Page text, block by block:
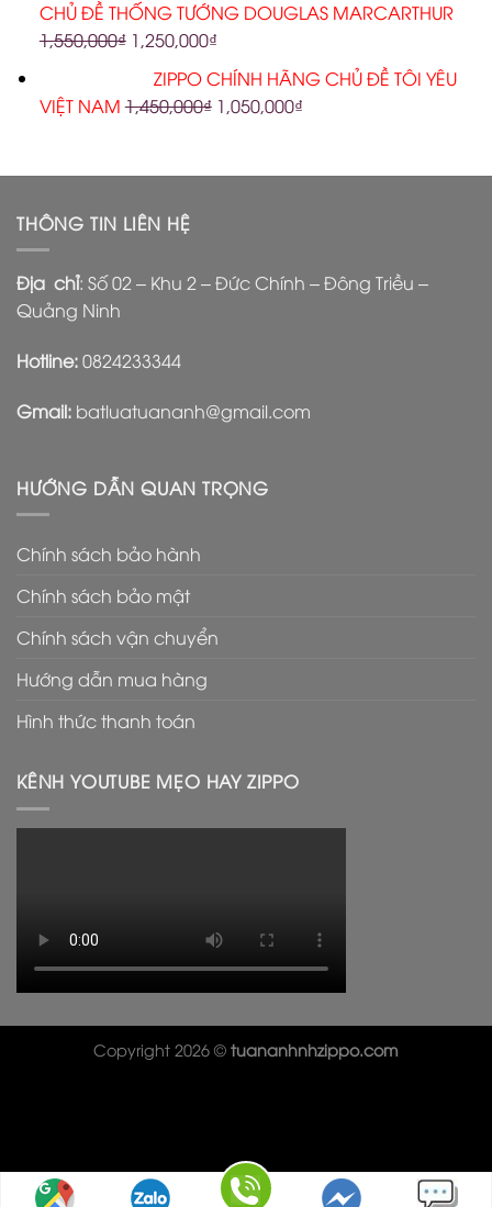
CHỦ ĐỀ THỐNG TƯỚNG DOUGLAS MARCARTHUR
1,550,000₫ 1,250,000₫
ZIPPO CHÍNH HÃNG CHỦ ĐỀ TÔI YÊU
VIỆT NAM 1,450,000₫ 1,050,000₫
THÔNG TIN LIÊN HỆ
Địa chỉ: Số 02 – Khu 2 – Đức Chính – Đông Triều –
Quảng Ninh
Hotline:0824233344
Gmail: batluatuananh@gmail.com
HƯỚNG DẪN QUAN TRỌNG
Chính sách bảo hành
Chính sách bảo mật
Chính sách vận chuyển
Hướng dẫn mua hàng
Hình thức thanh toán
KÊNH YOUTUBE MẸO HAY ZIPPO
Copyright 2026 © tuananhnhzippo.com
comune nelle pelli di serpente per via delle squame,
rendono il design di questo modello davvero caratteristico.